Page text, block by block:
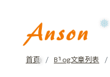
首頁 Blog文章列表❅